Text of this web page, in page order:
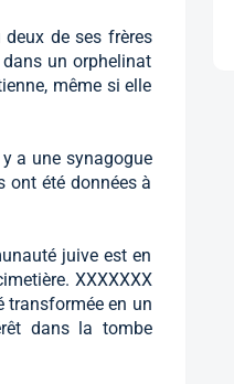
deux de ses frères
un orphelinat
même si elle
a une synagogue
ont été données à
juive est en
XXXXXXX
transformée en un
dans la tombe